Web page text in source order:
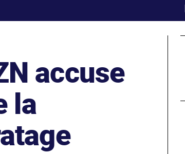
accuse
la